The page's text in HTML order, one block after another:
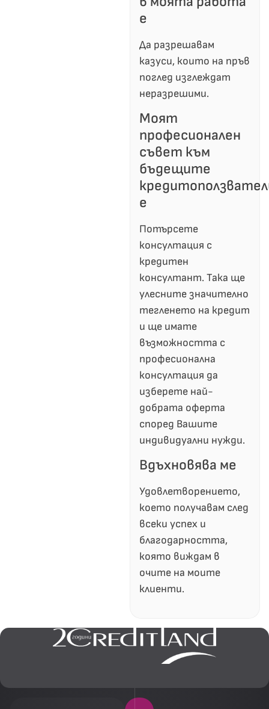
е
Да разрешавам
казуси, които на пръв
поглед изглеждат
неразрешими.
Моят
професионален
съвет към
бъдещите
е
Потърсете
консултация с
кредитен
консултант. Така ще
улесните значително
тегленето на кредит
и ще имате
възможността с
професионална
консултация да
изберете най-
добрата оферта
според Вашите
индивидуални нужди.
Вдъхновява ме
Удовлетворението,
което получавам след
всеки успех и
благодарността,
която виждам в
очите на моите
клиенти.